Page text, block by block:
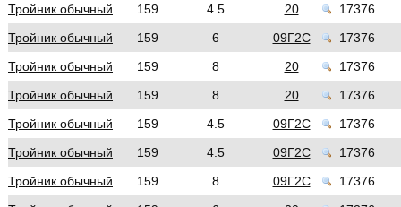
Тройник обычный 159 4.5 20
17376
Тройник обычный
159 6 09Г2С
17376
Тройник обычный
159 8 20
17376
Тройник обычный
159 8 20
17376
Тройник обычный
159 4.5 09Г2С
17376
Тройник обычный
159 4.5 09Г2С
17376
Тройник обычный
159 8 09Г2С
17376